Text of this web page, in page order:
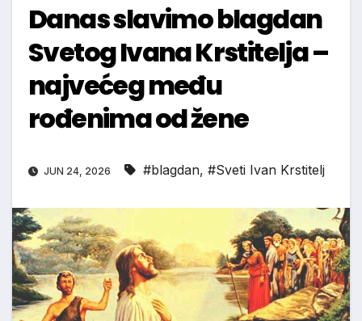
Danas slavimo blagdan
Svetog Ivana Krstitelja –
najvećeg među
rođenima od žene
JUN 24, 2026 #blagdan, #Sveti Ivan Krstitelj